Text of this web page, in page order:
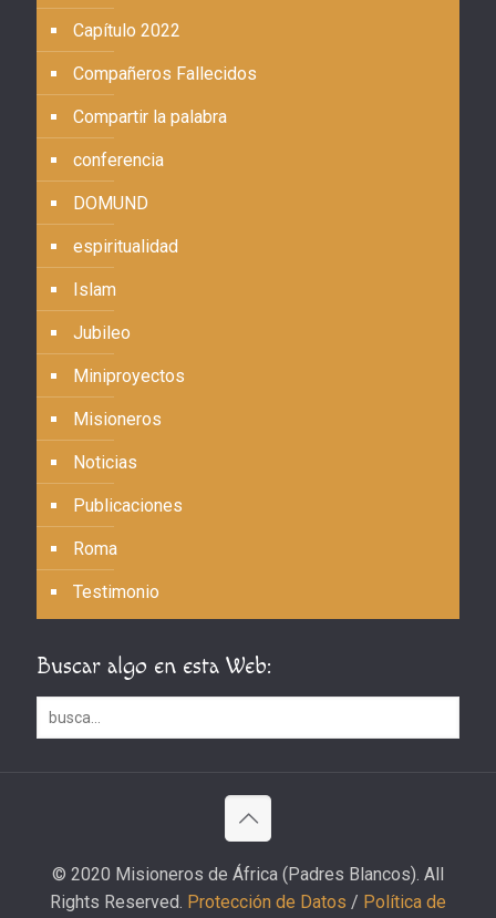
Capítulo 2022
Compañeros Fallecidos
Compartir la palabra
conferencia
DOMUND
espiritualidad
Islam
Jubileo
Miniproyectos
Misioneros
Noticias
Publicaciones
Roma
Testimonio
Buscar algo en esta Web:
© 2020 Misioneros de África (Padres Blancos). All
Rights Reserved. Protección de Datos / Política de